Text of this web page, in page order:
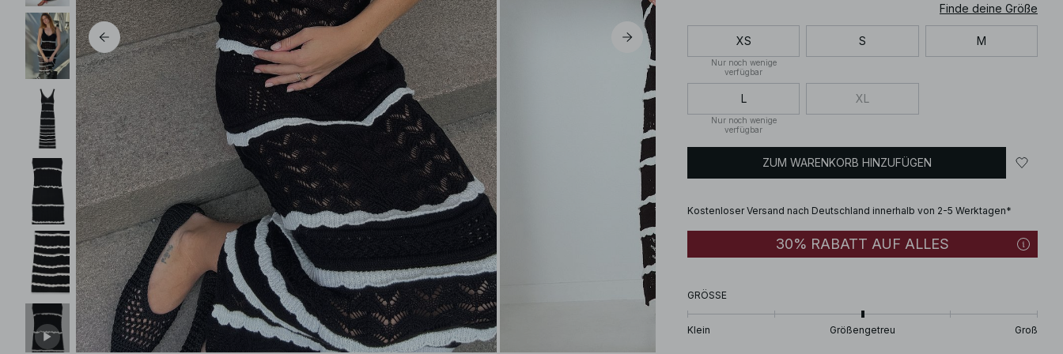
Finde deine Größe
XS
Nur noch wenige
verfügbar
S M
L
Nur noch wenige
verfügbar
XL
ZUM WARENKORB HINZUFÜGEN
Kostenloser Versand nach Deutschland innerhalb von 2-5 Werktagen*
30% RABATT AUF ALLES
GRÖSSE
Klein Größengetreu Groß